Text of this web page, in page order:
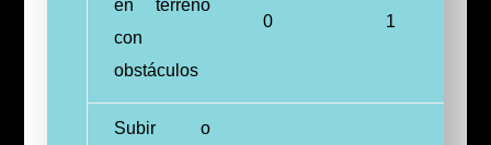
en terreno
con
obstáculos
0 1
Subir o